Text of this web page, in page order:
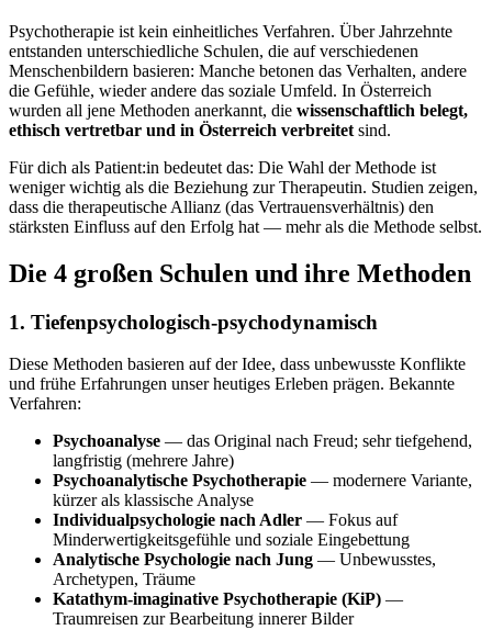
Psychotherapie ist kein einheitliches Verfahren. Über Jahrzehnte
entstanden unterschiedliche Schulen, die auf verschiedenen
Menschenbildern basieren: Manche betonen das Verhalten, andere
die Gefühle, wieder andere das soziale Umfeld. In Österreich
wurden all jene Methoden anerkannt, die wissenschaftlich belegt,
ethisch vertretbar und in Österreich verbreitet sind.
Für dich als Patient:in bedeutet das: Die Wahl der Methode ist
weniger wichtig als die Beziehung zur Therapeutin. Studien zeigen,
dass die therapeutische Allianz (das Vertrauensverhältnis) den
stärksten Einfluss auf den Erfolg hat — mehr als die Methode selbst.
Die 4 großen Schulen und ihre Methoden
1. Tiefenpsychologisch-psychodynamisch
Diese Methoden basieren auf der Idee, dass unbewusste Konflikte
und frühe Erfahrungen unser heutiges Erleben prägen. Bekannte
Verfahren:
Psychoanalyse — das Original nach Freud; sehr tiefgehend,
langfristig (mehrere Jahre)
Psychoanalytische Psychotherapie — modernere Variante,
kürzer als klassische Analyse
Individualpsychologie nach Adler — Fokus auf
Minderwertigkeitsgefühle und soziale Eingebettung
Analytische Psychologie nach Jung — Unbewusstes,
Archetypen, Träume
Katathym-imaginative Psychotherapie (KiP) —
Traumreisen zur Bearbeitung innerer Bilder